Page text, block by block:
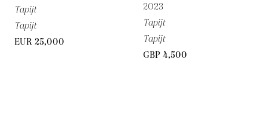
Tapijt
Tapijt
EUR 25,000
2023
Tapijt
Tapijt
GBP 4,500